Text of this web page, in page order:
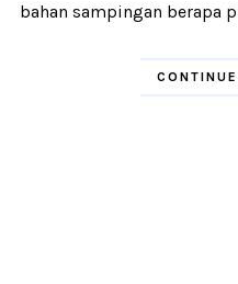
bahan sampingan berapa